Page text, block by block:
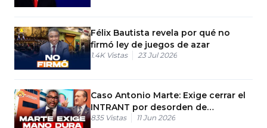
Félix Bautista revela por qué no
firmó ley de juegos de azar
1.4K Vistas 23 Jul 2026
Caso Antonio Marte: Exige cerrar el
INTRANT por desorden de
motoristas
835 Vistas 11 Jun 2026